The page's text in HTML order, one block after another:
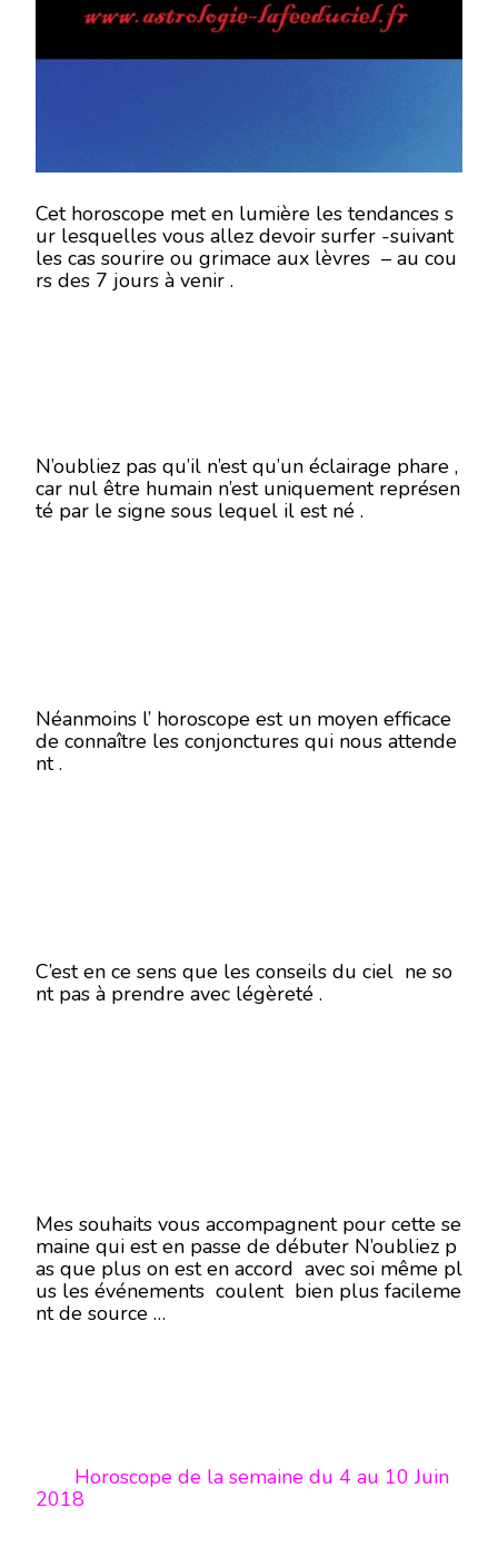
Cet horoscope met en lumière les tendances s
ur lesquelles vous allez devoir surfer -suivant
les cas sourire ou grimace aux lèvres – au cou
rs des 7 jours à venir .
N’oubliez pas qu’il n’est qu’un éclairage phare ,
car nul être humain n’est uniquement représen
té par le signe sous lequel il est né .
Néanmoins l’ horoscope est un moyen efficace
de connaître les conjonctures qui nous attende
nt .
C’est en ce sens que les conseils du ciel ne so
nt pas à prendre avec légèreté .
Mes souhaits vous accompagnent pour cette se
maine qui est en passe de débuter N’oubliez p
as que plus on est en accord avec soi même pl
us les événements coulent bien plus facileme
nt de source …
Horoscope de la semaine du 4 au 10 Juin
2018